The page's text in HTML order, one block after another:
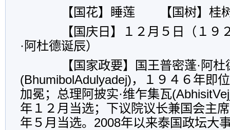
【国花】睡莲 【国树】桂
【国庆日】１２月５日（１９
·阿杜德诞辰）
【国家政要】国王普密蓬·阿杜
(BhumibolAdulyadej)，１９４６年即
加冕；总理阿披实·维乍集瓦
年１２月当选；下议院议长兼国会主
年５月当选。2008年以来泰国政坛大